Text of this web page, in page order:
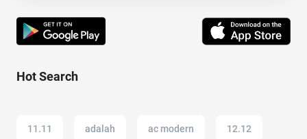
Hot Search
11.11 adalah ac modern 12.12